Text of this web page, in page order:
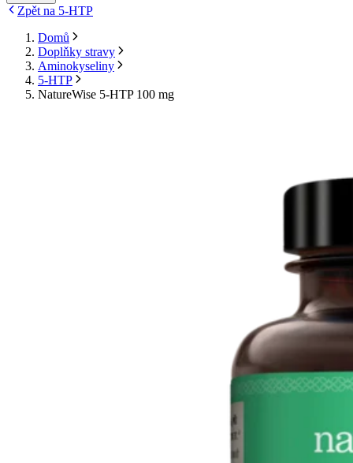
Zpět na 5-HTP
Domů
Doplňky stravy
Aminokyseliny
5-HTP
NatureWise 5-HTP 100 mg